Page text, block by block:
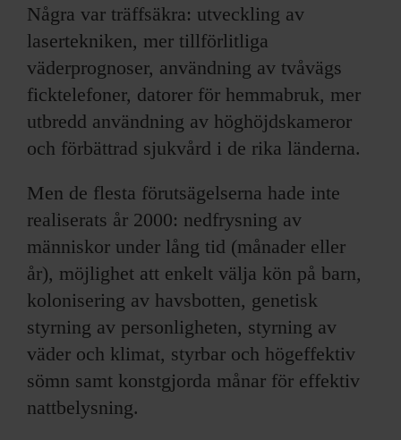
Några var träffsäkra: utveckling av
lasertekniken, mer tillförlitliga
väderprognoser, användning av tvåvägs
ficktelefoner, datorer för hemmabruk, mer
utbredd användning av höghöjdskameror
och förbättrad sjukvård i de rika länderna.
Men de flesta förutsägelserna hade inte
realiserats år 2000: nedfrysning av
människor under lång tid (månader eller
år), möjlighet att enkelt välja kön på barn,
kolonisering av havsbotten, genetisk
styrning av personligheten, styrning av
väder och klimat, styrbar och högeffektiv
sömn samt konstgjorda månar för effektiv
nattbelysning.